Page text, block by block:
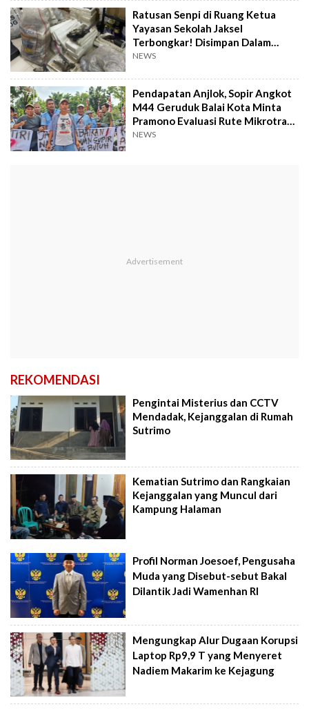
Ratusan Senpi di Ruang Ketua
Yayasan Sekolah Jaksel
Terbongkar! Disimpan Dalam
Karung dan Styrofoam
NEWS
Pendapatan Anjlok, Sopir Angkot
M44 Geruduk Balai Kota Minta
Pramono Evaluasi Rute Mikrotrans
48A
NEWS
REKOMENDASI
Pengintai Misterius dan CCTV
Mendadak, Kejanggalan di Rumah
Sutrimo
Kematian Sutrimo dan Rangkaian
Kejanggalan yang Muncul dari
Kampung Halaman
Profil Norman Joesoef, Pengusaha
Muda yang Disebut-sebut Bakal
Dilantik Jadi Wamenhan RI
Mengungkap Alur Dugaan Korupsi
Laptop Rp9,9 T yang Menyeret
Nadiem Makarim ke Kejagung